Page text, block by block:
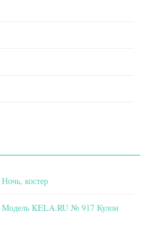
Ночь, костер
Модель KELA.RU № 917 Кулон